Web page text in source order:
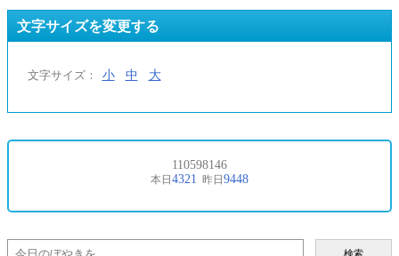
文字サイズを変更する
文字サイズ： 小 中 大
検索